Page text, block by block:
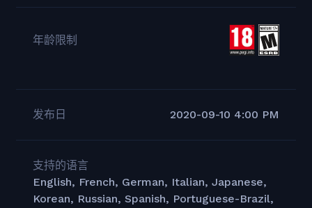
年龄限制
发布日 2020-09-10 4:00 PM
支持的语言
English, French, German, Italian, Japanese,
Korean, Russian, Spanish, Portuguese-Brazil,